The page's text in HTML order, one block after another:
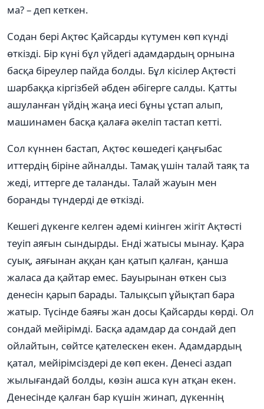
ма? – деп кеткен.
Содан бері Ақтөс Қайсарды күтумен көп күнді
өткізді. Бір күні бұл үйдегі адамдардың орнына
басқа біреулер пайда болды. Бұл кісілер Ақтөсті
шарбаққа кіргізбей әбден әбігерге салды. Қатты
ашуланған үйдің жаңа иесі бұны ұстап алып,
машинамен басқа қалаға әкеліп тастап кетті.
Сол күннен бастап, Ақтөс көшедегі қаңғыбас
иттердің біріне айналды. Тамақ үшін талай таяқ та
жеді, иттерге де таланды. Талай жауын мен
боранды түндерді де өткізді.
Кешегі дүкенге келген әдемі киінген жігіт Ақтөсті
теуіп аяғын сындырды. Енді жатысы мынау. Қара
суық, аяғынан аққан қан қатып қалған, қанша
жаласа да қайтар емес. Бауырынан өткен сыз
денесін қарып барады. Талықсып ұйықтап бара
жатыр. Түсінде баяғы жан досы Қайсарды көрді. Ол
сондай мейірімді. Басқа адамдар да сондай деп
ойлайтын, сөйтсе қателескен екен. Адамдардың
қатал, мейірімсіздері де көп екен. Денесі аздап
жылығандай болды, көзін ашса күн атқан екен.
Денесінде қалған бар күшін жинап, дүкеннің